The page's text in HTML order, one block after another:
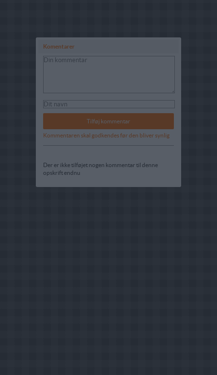
Komentarer
Kommentaren skal godkendes før den bliver synlig
Der er ikke tilføjet nogen kommentar til denne
opskrift endnu